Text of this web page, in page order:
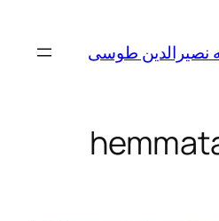
نصیرالدین طوسی